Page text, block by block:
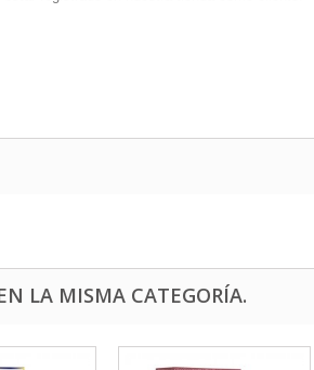
LA MISMA CATEGORÍA.